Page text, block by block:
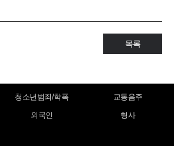
목록
청소년범죄/학폭 교통음주
외국인 형사